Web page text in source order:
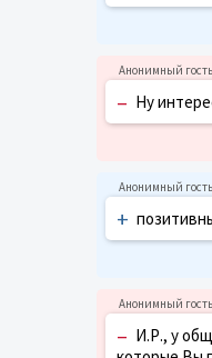
– Ну
+
– И.Р., у